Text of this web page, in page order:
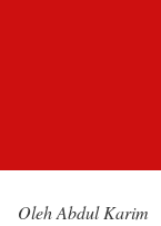
Oleh Abdul Karim